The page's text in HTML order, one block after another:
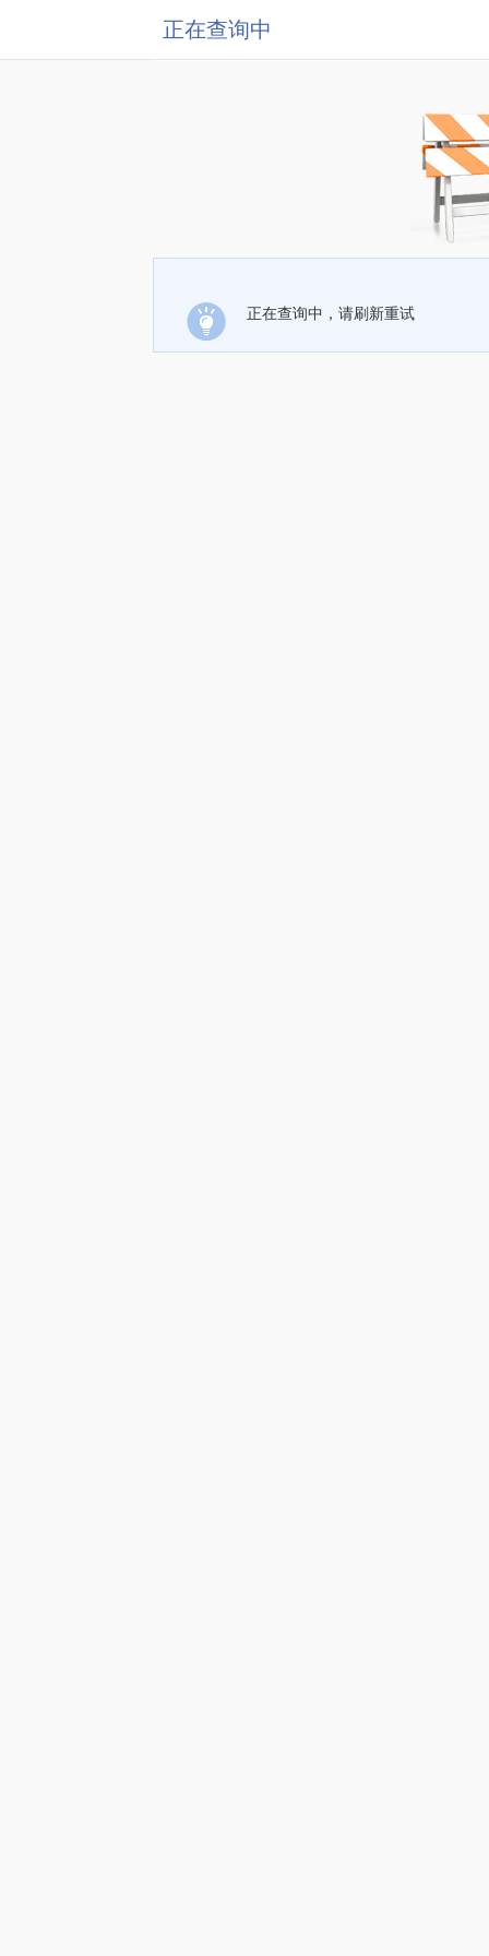
正在查询中
正在查询中，请刷新重试